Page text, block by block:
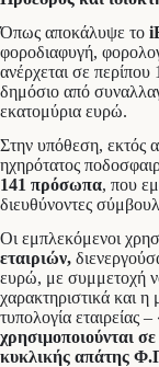
Όπως αποκάλυψε το
φοροδιαφυγή,
ανέρχεται σε
δημόσιο από
εκατομύρια ευρώ.
Στην υπόθεση, εκτός
ηχηρότατος
141 πρόσωπα, που
διευθύνοντες
Οι εμπλεκόμενοι
εταιριών,
ευρώ, με συμμετοχή
χαρακτηριστικά και
τυπολογία εταιρείας
χρησιμοποιούνται
κυκλικής απάτης